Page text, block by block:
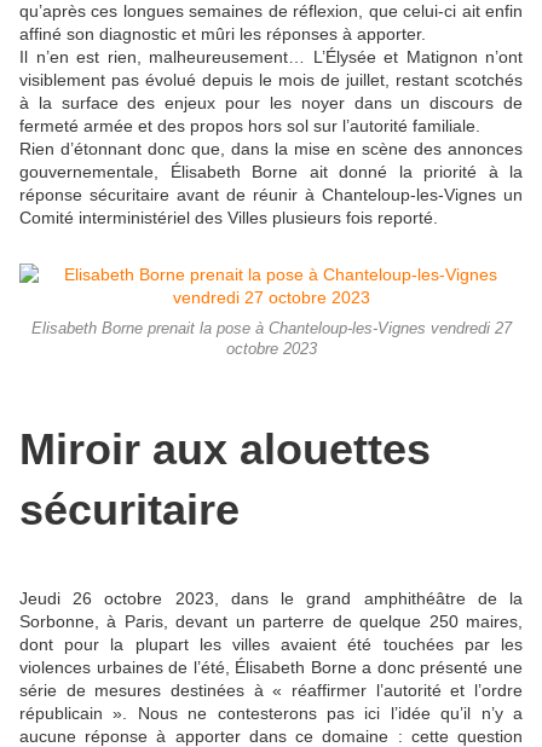
qu’après ces longues semaines de réflexion, que celui-ci ait enfin
affiné son diagnostic et mûri les réponses à apporter.
Il n’en est rien, malheureusement… L’Élysée et Matignon n’ont
visiblement pas évolué depuis le mois de juillet, restant scotchés
à la surface des enjeux pour les noyer dans un discours de
fermeté armée et des propos hors sol sur l’autorité familiale.
Rien d’étonnant donc que, dans la mise en scène des annonces
gouvernementale, Élisabeth Borne ait donné la priorité à la
réponse sécuritaire avant de réunir à Chanteloup-les-Vignes un
Comité interministériel des Villes plusieurs fois reporté.
Elisabeth Borne prenait la pose à Chanteloup-les-Vignes vendredi 27
octobre 2023
Miroir aux alouettes
sécuritaire
Jeudi 26 octobre 2023, dans le grand amphithéâtre de la
Sorbonne, à Paris, devant un parterre de quelque 250 maires,
dont pour la plupart les villes avaient été touchées par les
violences urbaines de l’été, Élisabeth Borne a donc présenté une
série de mesures destinées à « réaffirmer l’autorité et l’ordre
républicain ». Nous ne contesterons pas ici l’idée qu’il n’y a
aucune réponse à apporter dans ce domaine : cette question